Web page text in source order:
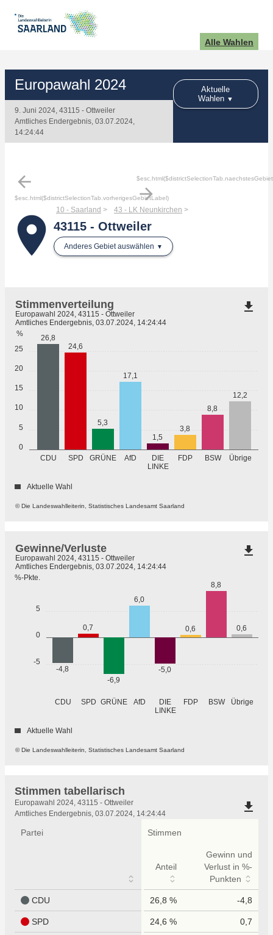
Alle Wahlen
Europawahl 2024
9. Juni 2024, 43115 - Ottweiler
Amtliches Endergebnis, 03.07.2024,
14:24:44
Aktuelle
Wahlen
arrow_back
$esc.html($districtSelectionTab.vorherigesGebietLabel)
arrow_forward
place
10 - Saarland 43 - LK Neunkirchen
43115 - Ottweiler
Anderes Gebiet auswählen
0
5
10
15
20
25
%
CDU SPD GRÜNE AfD
DIE
LINKE
FDP BSW Übrige
26,8
24,6
5,3
17,1
1,5
3,8
8,8
12,2
© Die Landeswahlleiterin, Statistisches Landesamt Saarland
Stimmenverteilung
Europawahl 2024, 43115 - Ottweiler
Amtliches Endergebnis, 03.07.2024, 14:24:44
Aktuelle Wahl
file_download
-5
0
5
%-Pkte.
CDU SPD GRÜNE AfD
DIE
LINKE
FDP BSW Übrige
-4,8
0,7
-6,9
6,0
-5,0
0,6
8,8
0,6
© Die Landeswahlleiterin, Statistisches Landesamt Saarland
Gewinne/Verluste
Europawahl 2024, 43115 - Ottweiler
Amtliches Endergebnis, 03.07.2024, 14:24:44
Aktuelle Wahl
file_download
Stimmen tabellarisch
Stimmen
tabellarisch
Europawahl 2024, 43115 - Ottweiler
Amtliches Endergebnis, 03.07.2024, 14:24:44
file_download
Partei Stimmen
Anteil
Gewinn und
Verlust in %-
Punkten
CDU 26,8 % -4,8
SPD 24,6 % 0,7